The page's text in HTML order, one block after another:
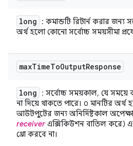
long
: কমান্ডটি রিটার্ন করার জন্য
অর্থ হলো কোনো সর্বোচ্চ সময়সীমা
maxTimeToOutputResponse
long
: সর্বোচ্চ সময়কাল, যে সময়ে
না দিয়ে থাকতে পারে। ০ মানটির অর্থ
আউটপুটের জন্য অনির্দিষ্টকাল
receiver এক্সিকিউশন বাতিল
থ্রো করবে না।